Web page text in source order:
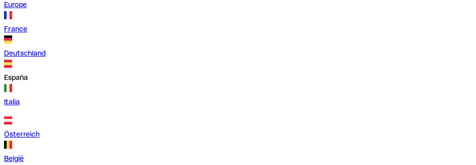
Europe
France
Deutschland
España
Italia
Österreich
België